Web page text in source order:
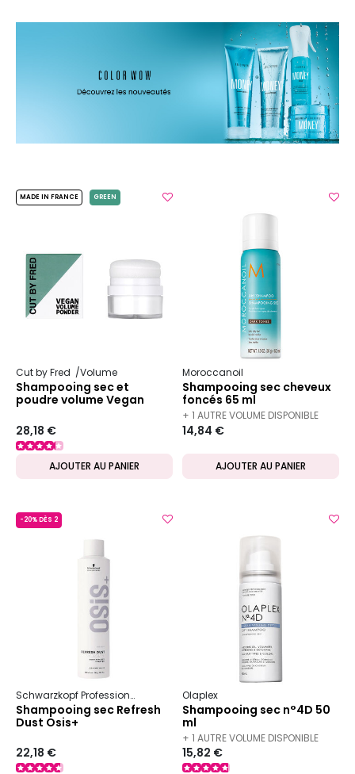
MADE IN FRANCE GREEN
Cut by Fred Volume
Shampooing sec et
poudre volume Vegan
28,18 €
AJOUTER AU PANIER
Moroccanoil
Shampooing sec cheveux
foncés 65 ml
+ 1 AUTRE VOLUME DISPONIBLE
14,84 €
AJOUTER AU PANIER
-20% DÈS 2
Schwarzkopf Professional Shampooing sec
Shampooing sec Refresh
Dust Osis+
22,18 €
Olaplex
Shampooing sec n°4D 50
ml
+ 1 AUTRE VOLUME DISPONIBLE
15,82 €